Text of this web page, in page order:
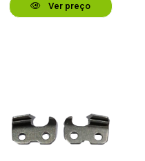
Ver preço